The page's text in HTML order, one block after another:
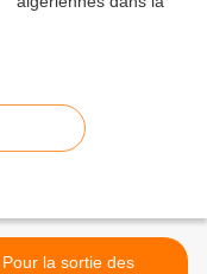
Pour la sortie des